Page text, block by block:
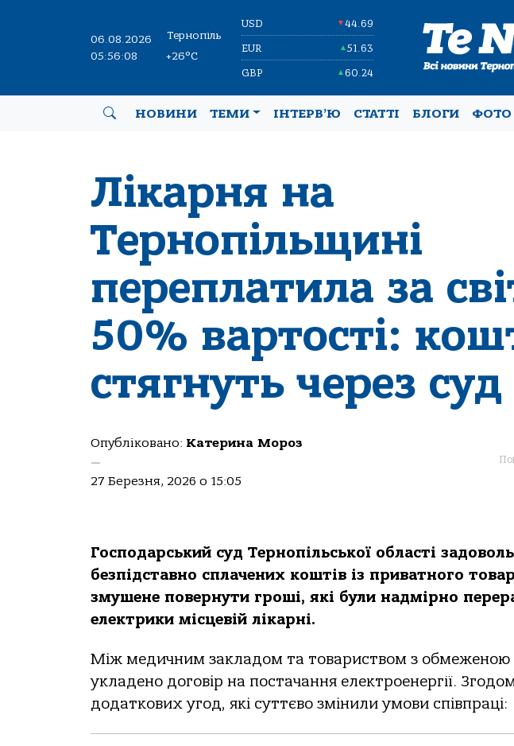
06.08.2026
05:56:09
Тернопіль
+26°C
USD ▼44.69
EUR ▲51.63
GBP ▲60.24
НОВИНИ ТЕМИ ІНТЕРВ’Ю СТАТТІ БЛОГИ ФОТО
Лікарня на
Тернопільщині
переплатила за
50% вартості:
стягнуть через суд
Опубліковано: Катерина Мороз
—
27 Березня, 2026 о 15:05
Господарський суд Тернопільської області
безпідставно сплачених коштів із приватного
змушене повернути гроші, які були надмірно
електрики місцевій лікарні.
Між медичним закладом та товариством з обмеженою
укладено договір на постачання електроенергії.
додаткових угод, які суттєво змінили умови співпраці: